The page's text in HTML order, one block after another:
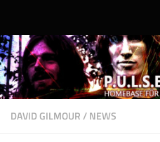
DAVID GILMOUR/NEWS